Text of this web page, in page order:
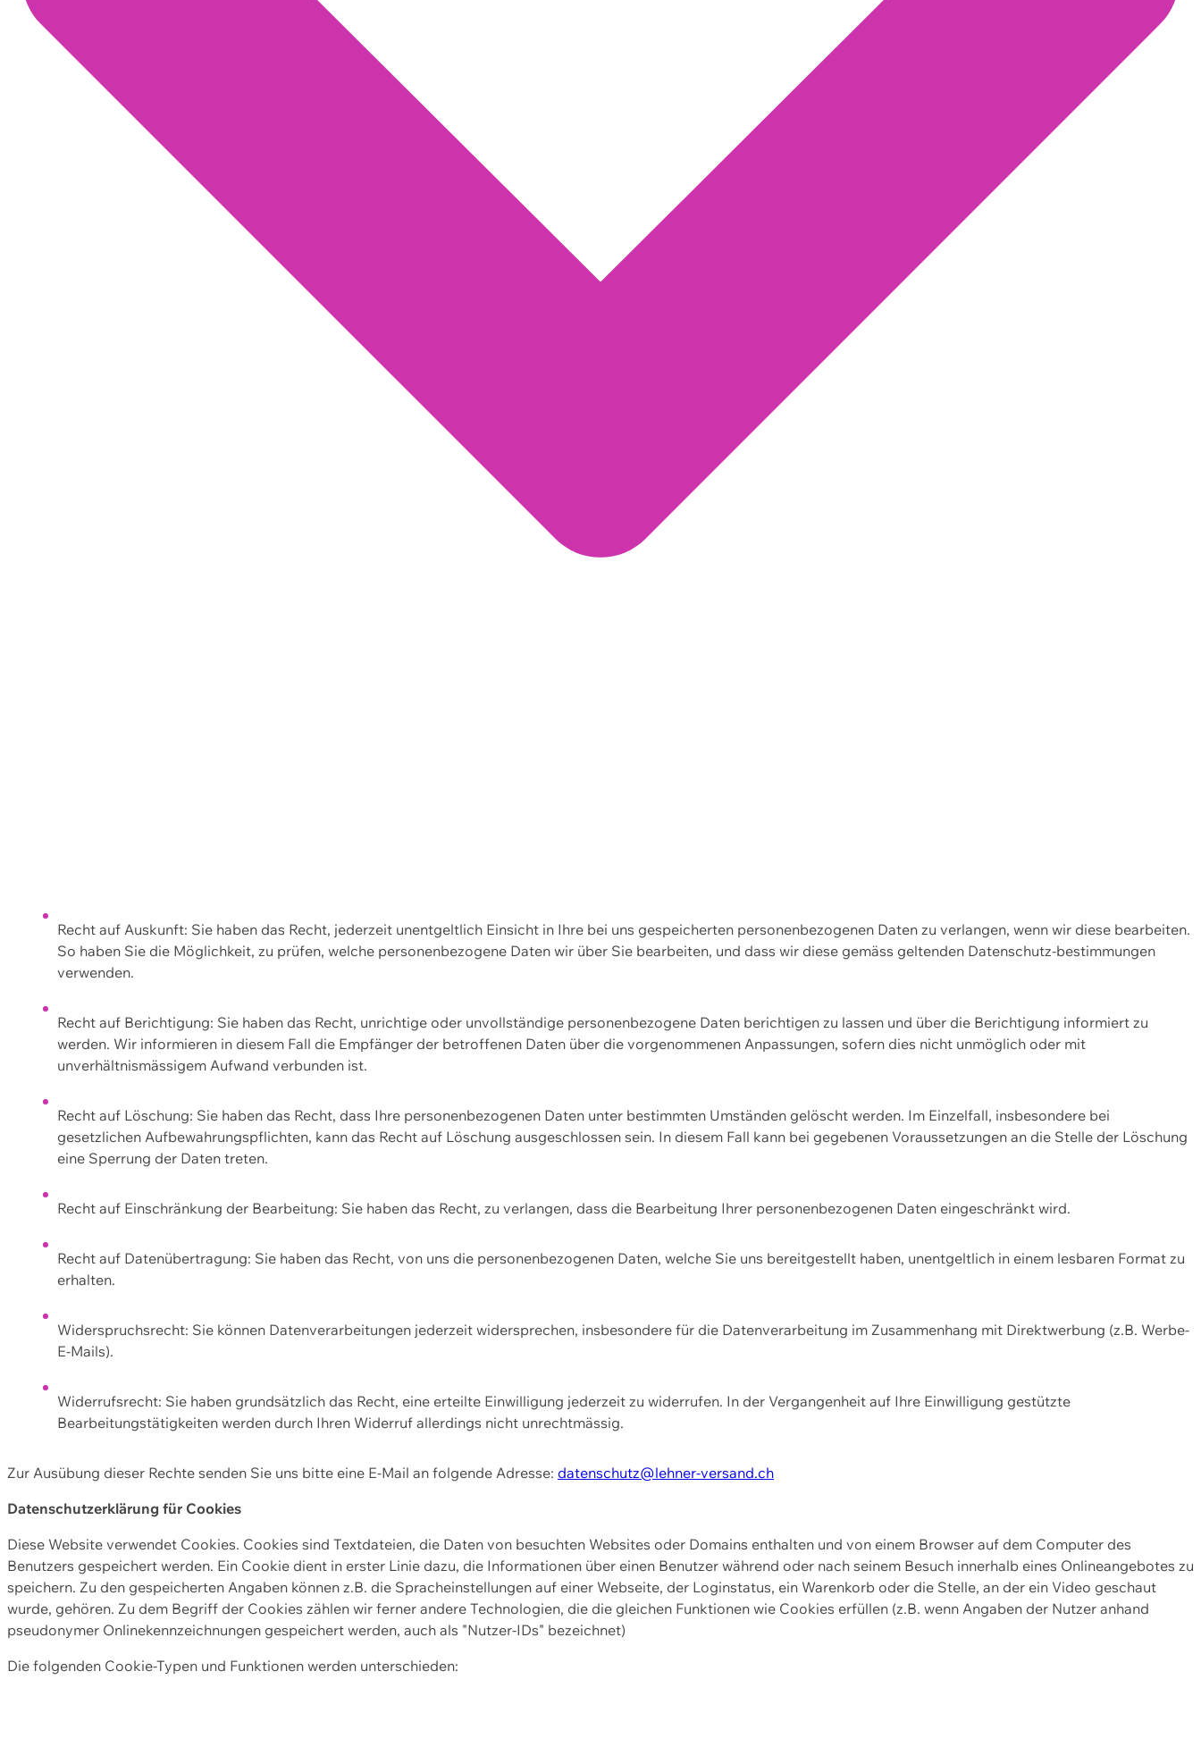
Recht auf Auskunft: Sie haben das Recht, jederzeit unentgeltlich Einsicht in Ihre bei uns gespeicherten personenbezogenen Daten zu verlangen, wenn wir diese bearbeiten.
So haben Sie die Möglichkeit, zu prüfen, welche personenbezogene Daten wir über Sie bearbeiten, und dass wir diese gemäss geltenden Datenschutz-bestimmungen
verwenden.
Recht auf Berichtigung: Sie haben das Recht, unrichtige oder unvollständige personenbezogene Daten berichtigen zu lassen und über die Berichtigung informiert zu
werden. Wir informieren in diesem Fall die Empfänger der betroffenen Daten über die vorgenommenen Anpassungen, sofern dies nicht unmöglich oder mit
unverhältnismässigem Aufwand verbunden ist.
Recht auf Löschung: Sie haben das Recht, dass Ihre personenbezogenen Daten unter bestimmten Umständen gelöscht werden. Im Einzelfall, insbesondere bei
gesetzlichen Aufbewahrungspflichten, kann das Recht auf Löschung ausgeschlossen sein. In diesem Fall kann bei gegebenen Voraussetzungen an die Stelle der Löschung
eine Sperrung der Daten treten.
Recht auf Einschränkung der Bearbeitung: Sie haben das Recht, zu verlangen, dass die Bearbeitung Ihrer personenbezogenen Daten eingeschränkt wird.
Recht auf Datenübertragung: Sie haben das Recht, von uns die personenbezogenen Daten, welche Sie uns bereitgestellt haben, unentgeltlich in einem lesbaren Format zu
erhalten.
Widerspruchsrecht: Sie können Datenverarbeitungen jederzeit widersprechen, insbesondere für die Datenverarbeitung im Zusammenhang mit Direktwerbung (z.B. Werbe-
E-Mails).
Widerrufsrecht: Sie haben grundsätzlich das Recht, eine erteilte Einwilligung jederzeit zu widerrufen. In der Vergangenheit auf Ihre Einwilligung gestützte
Bearbeitungstätigkeiten werden durch Ihren Widerruf allerdings nicht unrechtmässig.
Zur Ausübung dieser Rechte senden Sie uns bitte eine E-Mail an folgende Adresse: datenschutz@lehner-versand.ch
Datenschutzerklärung für Cookies
Diese Website verwendet Cookies. Cookies sind Textdateien, die Daten von besuchten Websites oder Domains enthalten und von einem Browser auf dem Computer des
Benutzers gespeichert werden. Ein Cookie dient in erster Linie dazu, die Informationen über einen Benutzer während oder nach seinem Besuch innerhalb eines Onlineangebotes zu
speichern. Zu den gespeicherten Angaben können z.B. die Spracheinstellungen auf einer Webseite, der Loginstatus, ein Warenkorb oder die Stelle, an der ein Video geschaut
wurde, gehören. Zu dem Begriff der Cookies zählen wir ferner andere Technologien, die die gleichen Funktionen wie Cookies erfüllen (z.B. wenn Angaben der Nutzer anhand
pseudonymer Onlinekennzeichnungen gespeichert werden, auch als "Nutzer-IDs" bezeichnet)
Die folgenden Cookie-Typen und Funktionen werden unterschieden: